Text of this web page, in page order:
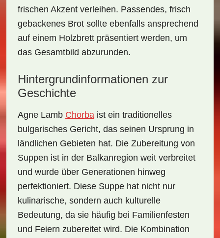
frischen Akzent verleihen. Passendes, frisch
gebackenes Brot sollte ebenfalls ansprechend
auf einem Holzbrett präsentiert werden, um
das Gesamtbild abzurunden.
Hintergrundinformationen zur
Geschichte
Agne Lamb Chorbaist ein traditionelles
bulgarisches Gericht, das seinen Ursprung in
ländlichen Gebieten hat. Die Zubereitung von
Suppen ist in der Balkanregion weit verbreitet
und wurde über Generationen hinweg
perfektioniert. Diese Suppe hat nicht nur
kulinarische, sondern auch kulturelle
Bedeutung, da sie häufig bei Familienfesten
und Feiern zubereitet wird. Die Kombination